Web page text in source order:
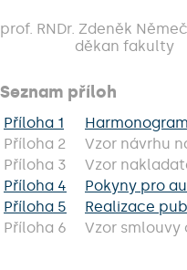
prof. RNDr. Zdeněk
děkan fakulty
Seznam příloh
Příloha 1
Příloha 2
Vzor návrhu
Příloha 3
Vzor
Příloha 4
Pokyny pro
Příloha 5
Realizace
Příloha 6
Vzor